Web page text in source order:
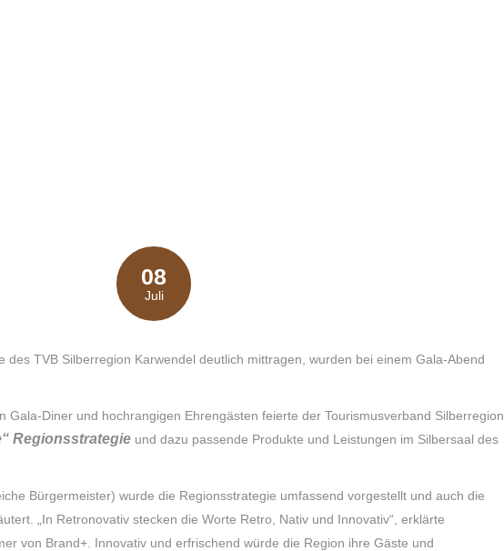
08
Juli
des TVB Silberregion Karwendel deutlich mittragen, wurden bei einem Gala-Abend
Gala-Diner und hochrangigen Ehrengästen feierte der Tourismusverband Silberregion
Regionsstrategie und dazu passende Produkte und Leistungen im Silbersaal des
Bürgermeister) wurde die Regionsstrategie umfassend vorgestellt und auch die
„In Retronovativ stecken die Worte Retro, Nativ und Innovativ“, erklärte
von Brand+. Innovativ und erfrischend würde die Region ihre Gäste und